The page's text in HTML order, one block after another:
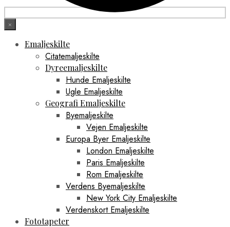
×
Emaljeskilte
Citatemaljeskilte
Dyreemaljeskilte
Hunde Emaljeskilte
Ugle Emaljeskilte
Geografi Emaljeskilte
Byemaljeskilte
Vejen Emaljeskilte
Europa Byer Emaljeskilte
London Emaljeskilte
Paris Emaljeskilte
Rom Emaljeskilte
Verdens Byemaljeskilte
New York City Emaljeskilte
Verdenskort Emaljeskilte
Fototapeter